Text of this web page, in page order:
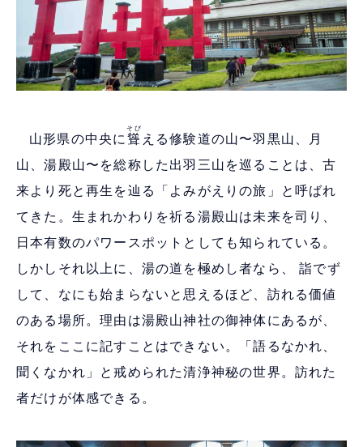
山形県の中央に 聳
そび
える修験道の山〜羽黒山、月
山、湯殿山〜を総称した出羽三山を巡ることは、古
来より死と再生を辿る「よみがえりの旅」と呼ばれ
てきた。生まれかわりを祈る湯殿山は未来を司り、
日本有数のパワースポットとしても知られている。
しかしそれ以上に、湯の道を極めし者なら、 詣でず
して、なにも始まらないと思えるほど、訪れる価値
のある場所。理由は湯殿山神社の御神体にあるが、
それをここに記すことはできない。「語るなかれ、
聞くなかれ」と戒められた清浄神秘の世界。訪れた
者だけが体感できる。